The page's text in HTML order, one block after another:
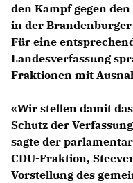
den Kampf gegen
in der Brandenburger
Für eine
Landesverfassung
Fraktionen mit
«Wir stellen damit
Schutz der
sagte der
CDU-Fraktion,
Vorstellung des